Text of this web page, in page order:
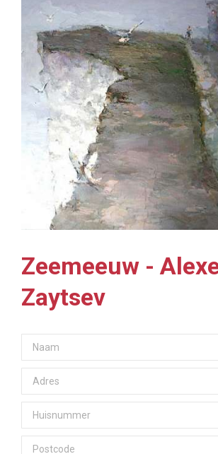
Zeemeeuw -
Zaytsev